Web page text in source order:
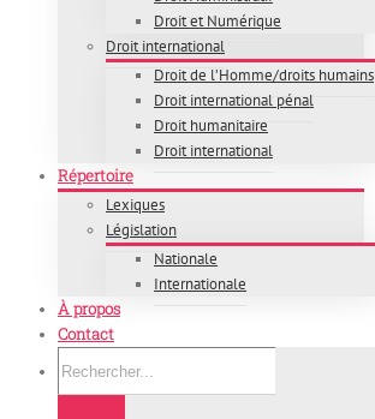
Droit et Numérique
Droit international
Droit de l’Homme/droits humains
Droit international pénal
Droit humanitaire
Droit international
Répertoire
Lexiques
Législation
Nationale
Internationale
À propos
Contact